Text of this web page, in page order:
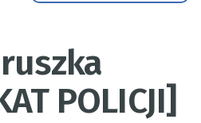
POLICJI]